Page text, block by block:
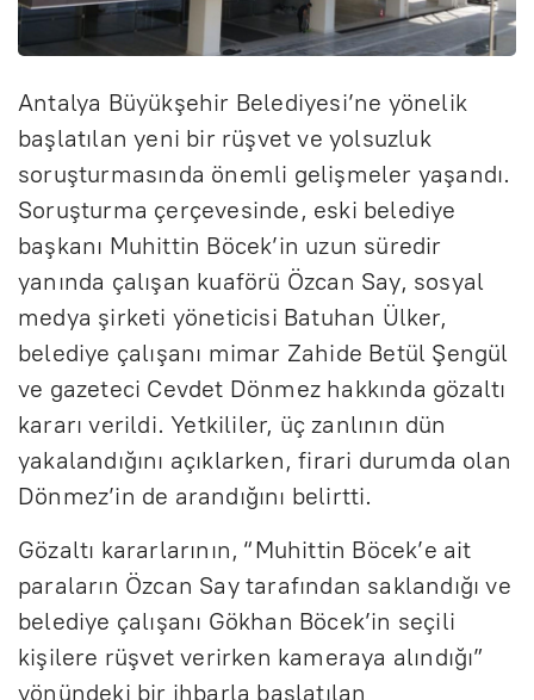
Antalya Büyükşehir Belediyesi’ne yönelik
başlatılan yeni bir rüşvet ve yolsuzluk
soruşturmasında önemli gelişmeler yaşandı.
Soruşturma çerçevesinde, eski belediye
başkanı Muhittin Böcek’in uzun süredir
yanında çalışan kuaförü Özcan Say, sosyal
medya şirketi yöneticisi Batuhan Ülker,
belediye çalışanı mimar Zahide Betül Şengül
ve gazeteci Cevdet Dönmez hakkında gözaltı
kararı verildi. Yetkililer, üç zanlının dün
yakalandığını açıklarken, firari durumda olan
Dönmez’in de arandığını belirtti.
Gözaltı kararlarının, “Muhittin Böcek’e ait
paraların Özcan Say tarafından saklandığı ve
belediye çalışanı Gökhan Böcek’in seçili
kişilere rüşvet verirken kameraya alındığı”
yönündeki bir ihbarla başlatılan